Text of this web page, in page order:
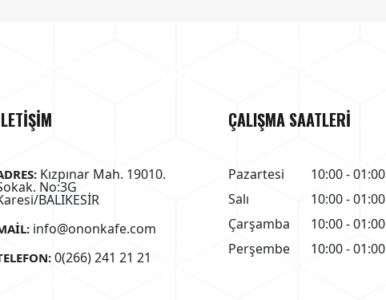
Kızpınar Mah. 19010.
No:3G
BALIKESİR
info@ononkafe.com
0(266) 241 21 21
ÇALIŞMA SAATLERİ
Pazartesi
10:00 - 01:00
Salı
10:00 - 01:00
Çarşamba
10:00 - 01:00
Perşembe
10:00 - 01:00